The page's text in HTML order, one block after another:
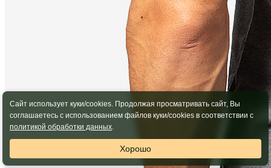
Сайт использует куки/cookies. Продолжая просматривать сайт, Вы
соглашаетесь с использованием файлов куки/cookies в соответствии с
политикой обработки данных.
Хорошо